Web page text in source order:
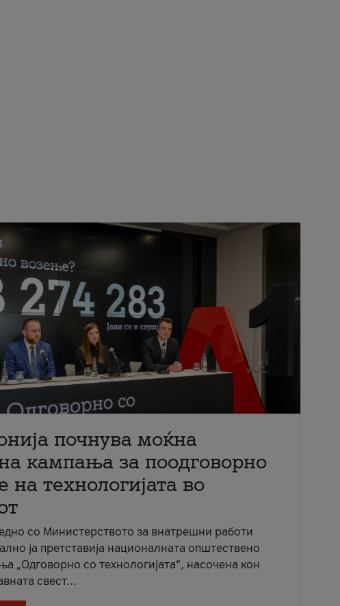
почнува моќна
кампања за поодговорно
на технологијата во
со Министерството за внатрешни работи
ја претставија националната општествено
„Одговорно со технологијата“, насочена кон
свест...